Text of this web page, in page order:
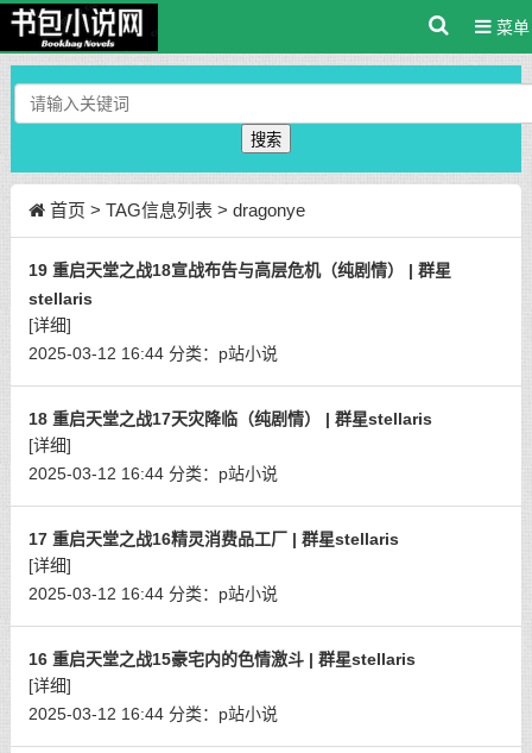
菜单
搜索
首页 > TAG信息列表 > dragonye
19 重启天堂之战18宣战布告与高层危机（纯剧情） | 群星
stellaris
[详细]
2025-03-12 16:44 分类： p站小说
18 重启天堂之战17天灾降临（纯剧情） | 群星stellaris
[详细]
2025-03-12 16:44 分类： p站小说
17 重启天堂之战16精灵消费品工厂 | 群星stellaris
[详细]
2025-03-12 16:44 分类： p站小说
16 重启天堂之战15豪宅内的色情激斗 | 群星stellaris
[详细]
2025-03-12 16:44 分类： p站小说